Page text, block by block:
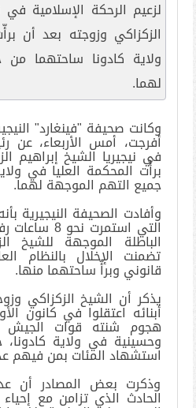
لزعيم الرحكة الإسلامية في
الزكزاكي وزوجته بعد أن
ولاية كادونا ساحتهما
لهما.
وكانت صحيفة "فينغارد"
أفرجت، أمس الأربعاء، عن
في نيجيريا الشيخ إبراهيم
برأّت المحكمة العليا في
جميع التهم الموجهة لهما.
وأفادت الصحيفة النيجيرية
التي استمرت
الباطلة الموجهة للشيخ
تضمنت الإخلال بالنظام
قانوني وبرأّ ساحتهما منها.
يذكر أن الشيخ الزكزاكي
هجوم شنته قوات الجيش
وحسينية في ولاية
استشهاد المئات بمن فيهم
وذكرت بعض المصادر أن
الحادث الذي تزامن مع إحياء